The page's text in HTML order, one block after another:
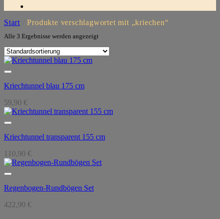
Start Produkte verschlagwortet mit „kriechen“
Alle 3 Ergebnisse werden angezeigt
Kriechtunnel blau 175 cm
59,90 €
Kriechtunnel transparent 155 cm
110,90 €
Regenbogen-Rundbögen Set
422,90 €